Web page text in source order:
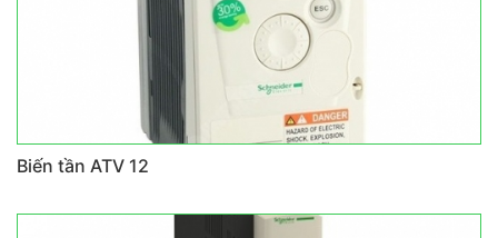
Biến tần ATV 12